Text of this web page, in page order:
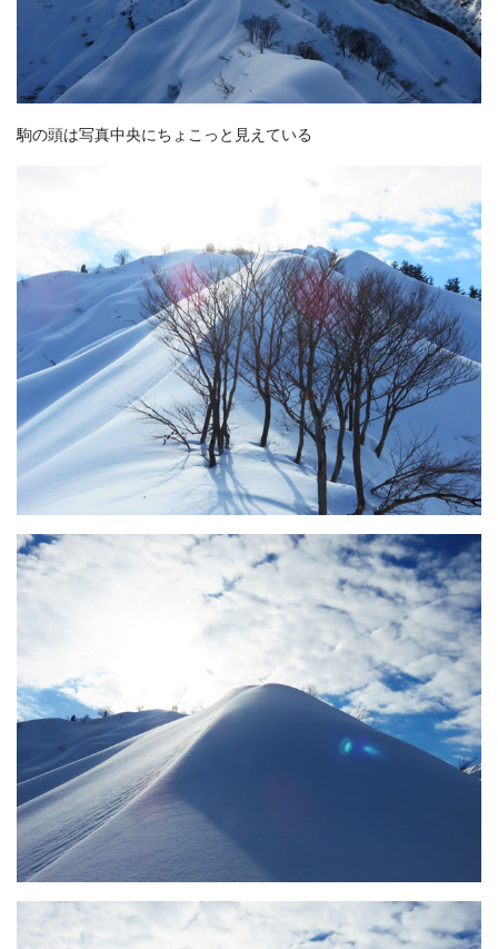
駒の頭は写真中央にちょこっと見えている